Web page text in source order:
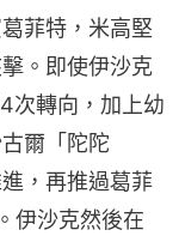
菲特，米高堅
。即使伊沙克
次轉向，加上幼
爾「陀陀
，再推過葛菲
伊沙克然後在